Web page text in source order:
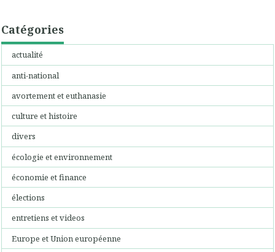
Catégories
actualité
anti-national
avortement et euthanasie
culture et histoire
divers
écologie et environnement
économie et finance
élections
entretiens et videos
Europe et Union européenne